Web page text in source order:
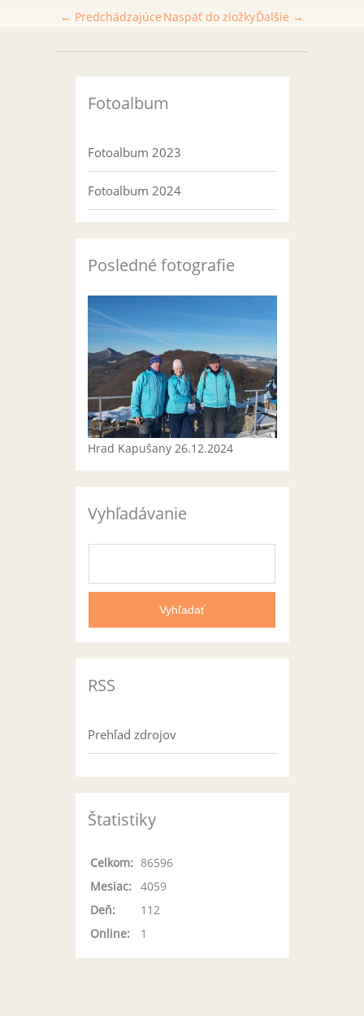
← Predchádzajúce Ďalšie →
Naspäť do zložky
Fotoalbum
Fotoalbum 2023
Fotoalbum 2024
Posledné fotografie
Hrad Kapušany 26.12.2024
Vyhľadávanie
RSS
Prehľad zdrojov
Štatistiky
Online: 1
Celkom: 86596
Mesiac:
4059
Deň:
112